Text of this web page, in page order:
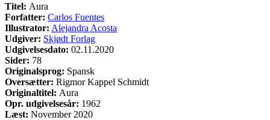
Titel: Aura
Forfatter: Carlos Fuentes
Illustrator: Alejandra Acosta
Udgiver: Skjødt Forlag
Udgivelsesdato: 02.11.2020
Sider: 78
Originalsprog: Spansk
Oversætter: Rigmor Kappel Schmidt
Originaltitel: Aura
Opr. udgivelsesår: 1962
Læst: November 2020